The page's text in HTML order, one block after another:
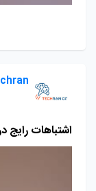
اشتباهات رایج